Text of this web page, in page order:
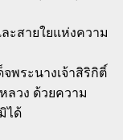
ะสายใยแห่งความ
พระนางเจ้าสิริกิติ์
วง ด้วยความ
ได้